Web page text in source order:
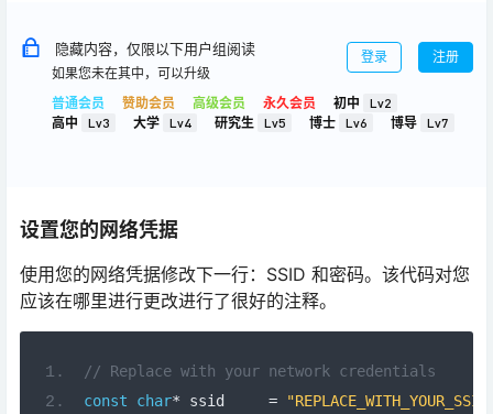
隐藏内容，仅限以下用户组阅读
如果您未在其中，可以升级
普通会员
赞助会员 高级会员 永久会员 初中
Lv2
高中
Lv3 大学 Lv4 研究生 Lv5 博士 Lv6 博导 Lv7
登录 注册
设置您的网络凭据
使用您的网络凭据修改下一行：SSID 和密码。该代码对您
应该在哪里进行更改进行了很好的注释。
// Replace with your network credentials
const
char* ssid =